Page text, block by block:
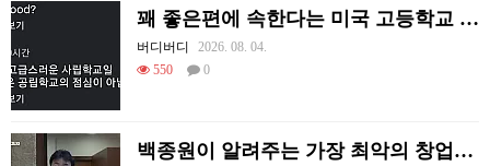
꽤 좋은편에 속한다는 미국 고등학교 급식.mp4
버디버디
2026. 08. 04.
550
0
백종원이 알려주는 가장 최악의 창업과정 .JPG